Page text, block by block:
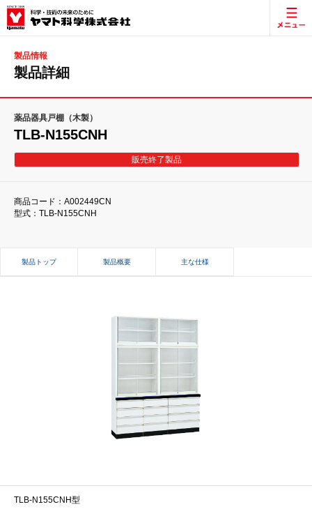
製品情報
製品詳細
薬品器具戸棚（木製）
TLB-N155CNH
販売終了製品
商品コード：A002449CN
型式：TLB-N155CNH
製品トップ 製品概要 主な仕様
TLB-N155CNH型